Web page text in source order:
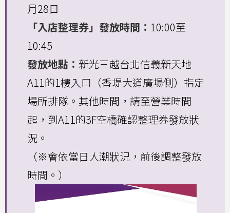
月28日
「入店整理券」發放時間： 10:00至
10:45
發放地點： 新光三越台北信義新天地
A11的1樓入口（香堤大道廣場側）指定
場所排隊。其他時間，請至營業時間
起，到A11的3F空橋確認整理券發放狀
況。
（※會依當日人潮狀況，前後調整發放
時間。）